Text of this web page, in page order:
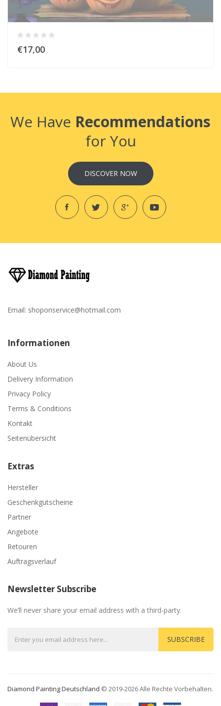
€17,00
We Have Recommendations
for You
DISCOVER NOW
Email: shoponservice@hotmail.com
Informationen
About Us
Delivery Information
Privacy Policy
Terms & Conditions
Kontakt
Seitenübersicht
Extras
Hersteller
Geschenkgutscheine
Partner
Angebote
Retouren
Auftragsverlauf
Newsletter Subscribe
We’ll never share your email address with a third-party.
SUBSCRIBE
Diamond Painting Deutschland © 2019-2026 Alle Rechte Vorbehalten.